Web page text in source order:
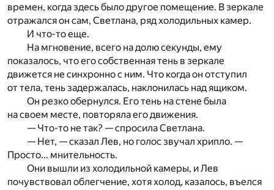
времен, когда здесь было другое помещение. В зеркале
отражался он сам, Светлана, ряд холодильных камер.
И что-то еще.
На мгновение, всего на долю секунды, ему
показалось, что его собственная тень в зеркале
движется не синхронно с ним. Что когда он отступил
от тела, тень задержалась, наклонилась над ящиком.
Он резко обернулся. Его тень на стене была
на своем месте, повторяла его движения.
— Что-то не так? — спросила Светлана.
— Нет, — сказал Лев, но голос звучал хрипло. —
Просто… мнительность.
Они вышли из холодильной камеры, и Лев
почувствовал облегчение, хотя холод, казалось, въелся